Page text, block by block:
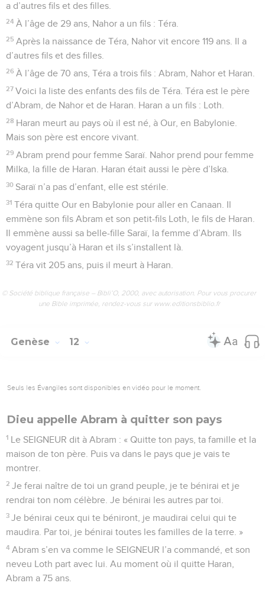
a d’autres fils et des filles.
24 À l’âge de 29 ans, Nahor a un fils : Téra.
25 Après la naissance de Téra, Nahor vit encore 119 ans. Il a
d’autres fils et des filles.
26 À l’âge de 70 ans, Téra a trois fils : Abram, Nahor et Haran.
27 Voici la liste des enfants des fils de Téra. Téra est le père
d’Abram, de Nahor et de Haran. Haran a un fils : Loth.
28 Haran meurt au pays où il est né, à Our, en Babylonie.
Mais son père est encore vivant.
29 Abram prend pour femme Saraï. Nahor prend pour femme
Milka, la fille de Haran. Haran était aussi le père d’Iska.
30 Saraï n’a pas d’enfant, elle est stérile.
31 Téra quitte Our en Babylonie pour aller en Canaan. Il
emmène son fils Abram et son petit-fils Loth, le fils de Haran.
Il emmène aussi sa belle-fille Saraï, la femme d’Abram. Ils
voyagent jusqu’à Haran et ils s’installent là.
32 Téra vit 205 ans, puis il meurt à Haran.
© Société biblique française – Bibli’O, 2000, avec autorisation. Pour vous procurer
une Bible imprimée, rendez-vous sur www.editionsbiblio.fr
Genèse 12
Seuls les Évangiles sont disponibles en vidéo pour le moment.
Dieu appelle Abram à quitter son pays
1 Le SEIGNEUR dit à Abram : « Quitte ton pays, ta famille et la
maison de ton père. Puis va dans le pays que je vais te
montrer.
2 Je ferai naître de toi un grand peuple, je te bénirai et je
rendrai ton nom célèbre. Je bénirai les autres par toi.
3 Je bénirai ceux qui te béniront, je maudirai celui qui te
maudira. Par toi, je bénirai toutes les familles de la terre. »
4 Abram s’en va comme le SEIGNEUR l’a commandé, et son
neveu Loth part avec lui. Au moment où il quitte Haran,
Abram a 75 ans.